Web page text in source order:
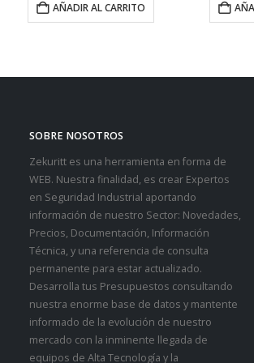
AÑADIR AL CARRITO
SOBRE NOSOTROS
Zekuritt es una herramienta en forma de
WEB. Nuestra finalidad, es crear Expertos
en Seguridad Industrial aportando
información de nuestro Sector: Novedades,
Precios, Documentación, Información
Técnica, y una referencia de consulta
permanente para estar actualizado.
Desarrolla tus Presupuestos consultando
nuestra enorme base de datos y mantente
informado de la evolución de nuestro
mercado con la inminente llegada de
equipos de Alta Tecnología y la